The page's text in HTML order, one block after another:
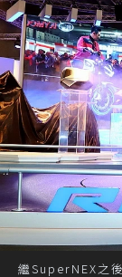
繼SuperNEX之